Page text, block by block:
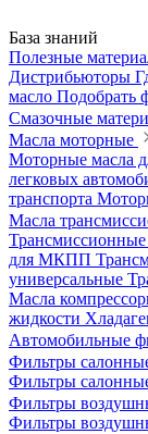
База знаний
Полезные
Дистрибьюторы
масло Подобрать
Смазочные
Масла моторные
Моторные масла
легковых
транспорта
Масла
для МКПП
универсальные
Масла
жидкости
Автомобильные
Фильтры
Фильтры
Фильтры
Фильтры